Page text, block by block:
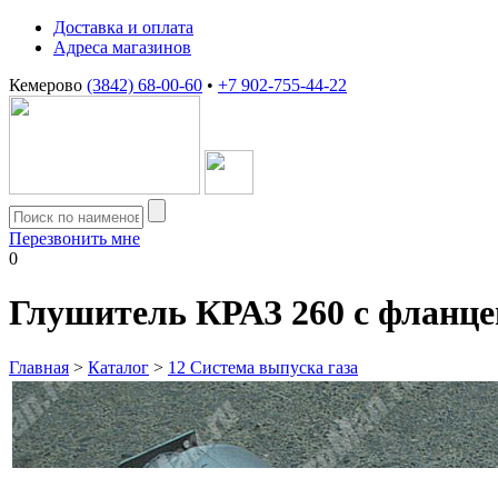
Доставка и оплата
Адреса магазинов
Кемерово (3842) 68-00-60 • +7 902-755-44-22
Перезвонить мне
0
Глушитель КРАЗ 260 с
Главная > Каталог > 12 Система выпуска газа